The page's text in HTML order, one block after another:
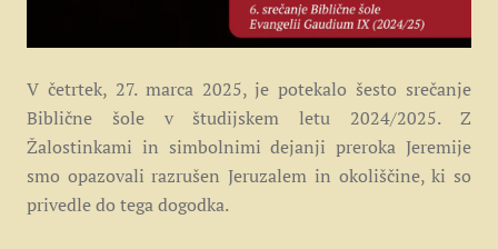
V četrtek, 27. marca 2025, je potekalo šesto srečanje
Biblične šole v študijskem letu 2024/2025. Z
Žalostinkami in simbolnimi dejanji preroka Jeremije
smo opazovali razrušen Jeruzalem in okoliščine, ki so
privedle do tega dogodka.